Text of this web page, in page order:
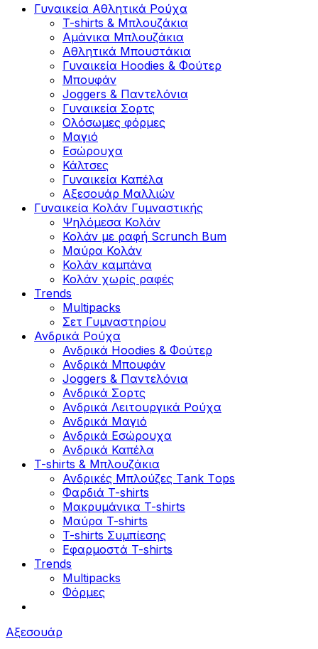
Γυναικεία Αθλητικά Ρούχα
T-shirts & Μπλουζάκια
Αμάνικα Μπλουζάκια
Aθλητικά Μπουστάκια
Γυναικεία Hoodies & Φούτερ
Μπουφάν
Joggers & Παντελόνια
Γυναικεία Σορτς
Ολόσωμες φόρμες
Μαγιό
Εσώρουχα
Κάλτσες
Γυναικεία Καπέλα
Αξεσουάρ Μαλλιών
Γυναικεία Κολάν Γυμναστικής
Ψηλόμεσα Κολάν
Κολάν με ραφή Scrunch Bum
Μαύρα Κολάν
Κολάν καμπάνα
Κολάν χωρίς ραφές
Trends
Multipacks
Σετ Γυμναστηρίου
Ανδρικά Ρούχα
Ανδρικά Hoodies & Φούτερ
Ανδρικά Μπουφάν
Joggers & Παντελόνια
Ανδρικά Σορτς
Ανδρικά Λειτουργικά Ρούχα
Ανδρικά Μαγιό
Ανδρικά Εσώρουχα
Ανδρικά Καπέλα
T-shirts & Μπλουζάκια
Ανδρικές Mπλούζες Τank Τops
Φαρδιά T-shirts
Μακρυμάνικα T-shirts
Μαύρα T-shirts
T-shirts Συμπίεσης
Εφαρμοστά T-shirts
Trends
Multipacks
Φόρμες
Αξεσουάρ